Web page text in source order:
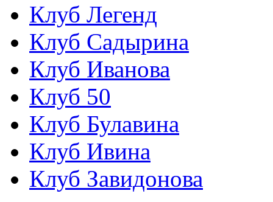
Клуб Легенд
Клуб Садырина
Клуб Иванова
Клуб 50
Клуб Булавина
Клуб Ивина
Клуб Завидонова